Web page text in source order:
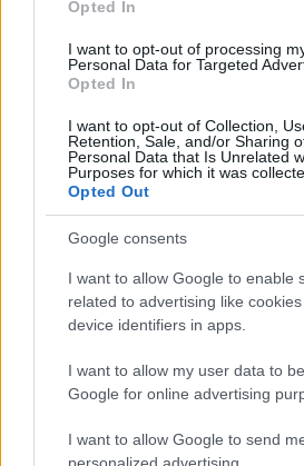
Opted In
I want to opt-out of processing
Personal Data for Targeted
Opted In
I want to opt-out of Collection,
Retention, Sale, and/or Sharing
Personal Data that Is Unrelated
Purposes for which it was
Opted Out
Google consents
I want to allow Google to enable
related to advertising like
device identifiers in apps.
I want to allow my user data to
Google for online advertising
I want to allow Google to send
personalized advertising.
KOLUMBIA
Népszerű